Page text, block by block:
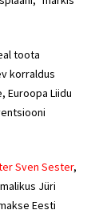
toota
korraldus
Euroopa Liidu
Sven Sester,
Jüri
Eesti